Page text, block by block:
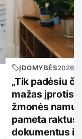
ĮDOMYBĖS2026-
„Tik padėsiu
mažas įprotis,
žmonės
pameta raktus,
dokumentus ir